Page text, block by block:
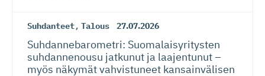
Suhdanteet, Talous 27.07.2026
Suhdanneba­ro­metri: Suomalaisy­ri­tysten
suhdannenousu jatkunut ja laajentunut –
myös näkymät vahvistuneet kansainvälisen